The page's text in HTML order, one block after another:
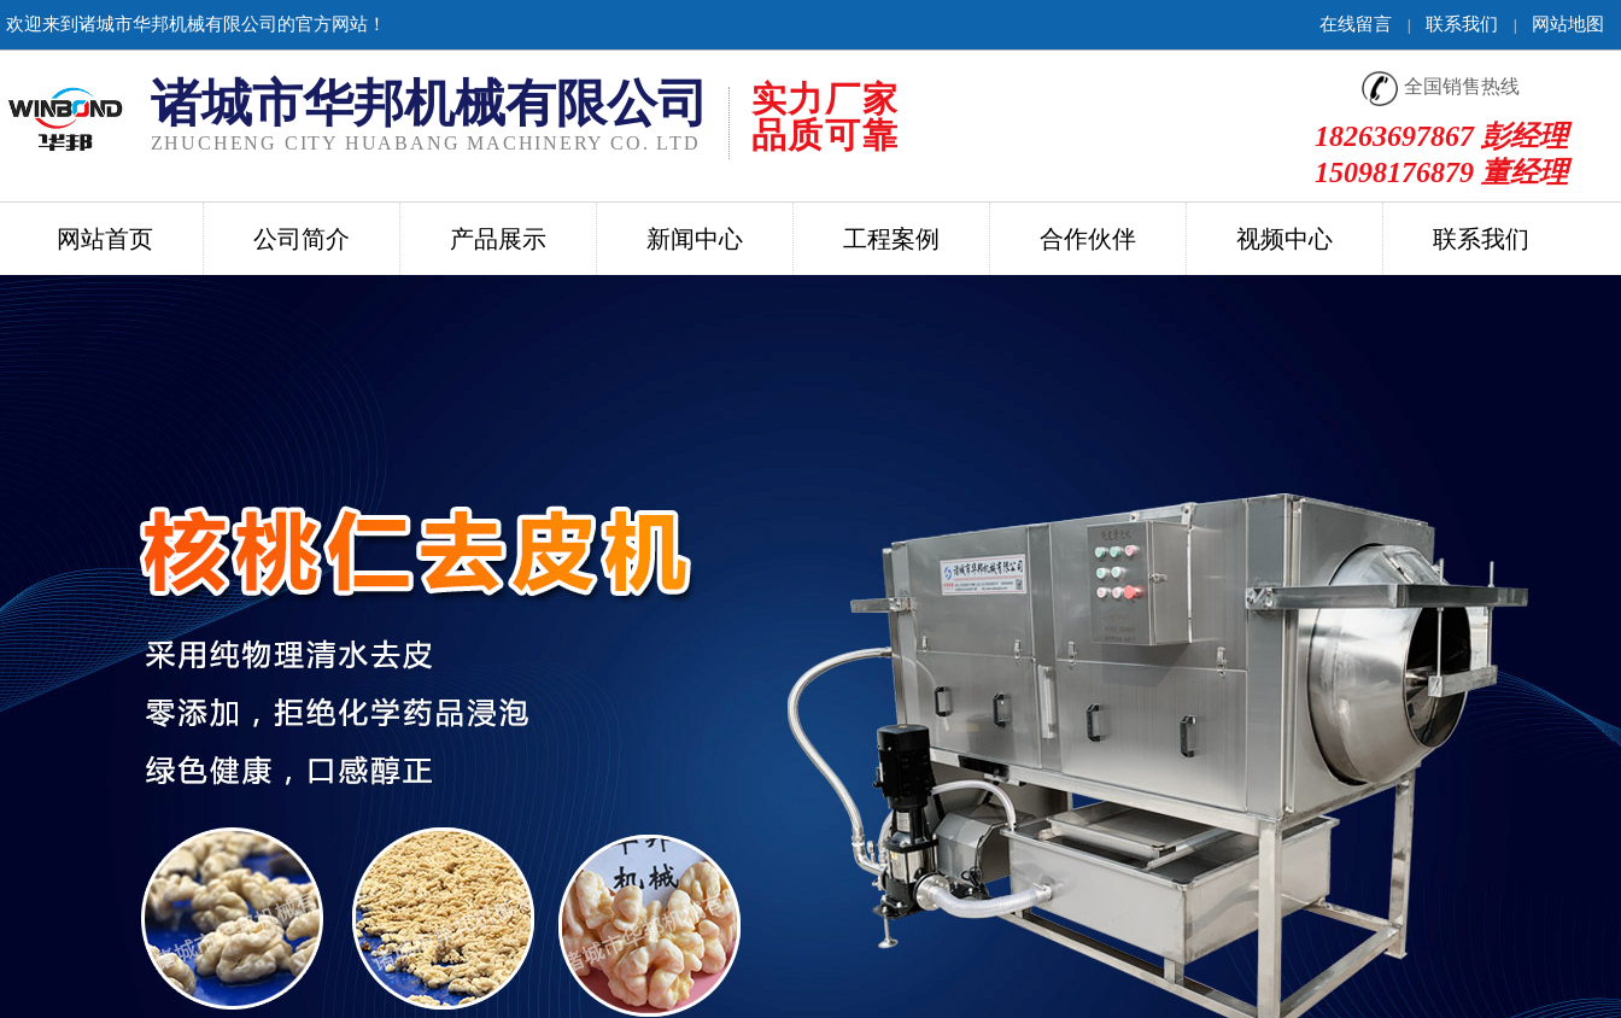
欢迎来到诸城市华邦机械有限公司的官方网站！ 在线留言 联系我们 网站地图
诸城市华邦机械有限公司
ZHUCHENG CITY HUABANG MACHINERY CO. LTD
实力厂家
品质可靠
全国销售热线
18263697867 彭经理
15098176879 董经理
网站首页 公司简介 产品展示 新闻中心 工程案例 合作伙伴 视频中心 联系我们